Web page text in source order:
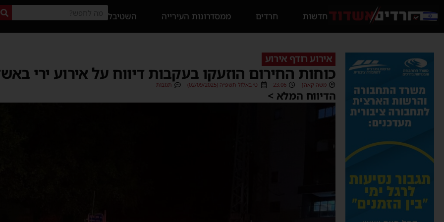
חדשות חרדים ממסדרונות העירייה השטיבל
אירוע רודף אירוע
כוחות החירום הוזעקו בעקבות דיווח על אירוע ירי
משה קאהן 23:06 ט׳ באלול תשפ״ה (02/09/2025) תגובות
הדיווח המלא >